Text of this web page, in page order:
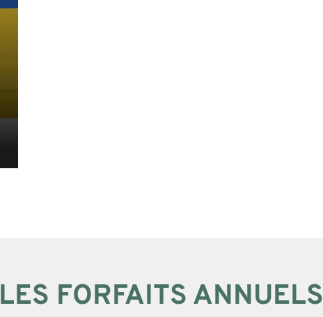
LES FORFAITS ANNUELS